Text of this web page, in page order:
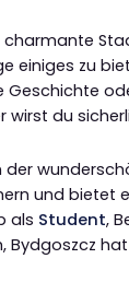
charmante
einiges zu
Geschichte
wirst du
der
und bietet
als Student,
Bydgoszcz